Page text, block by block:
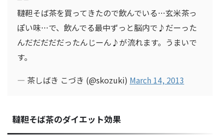
韃靼そば茶を買ってきたので飲んでいる…玄米茶っ
ぽい味…で、飲んでる最中ずっと脳内で♪だーった
んだだだだだったんじーん♪が流れます。うまいで
す。
— 茶しばき こづき (@skozuki) March 14, 2013
韃靼そば茶のダイエット効果